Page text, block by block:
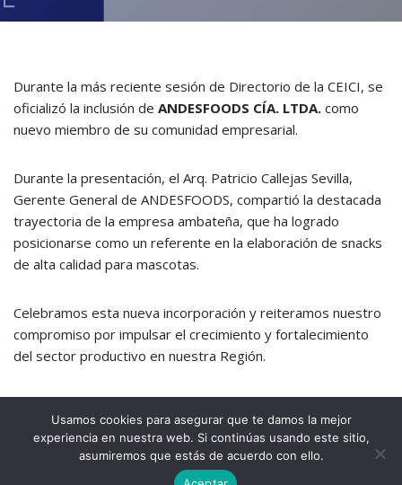
Durante la más reciente sesión de Directorio de la CEICI, se
oficializó la inclusión de ANDESFOODS CÍA. LTDA. como
nuevo miembro de su comunidad empresarial.
Durante la presentación, el Arq. Patricio Callejas Sevilla,
Gerente General de ANDESFOODS, compartió la destacada
trayectoria de la empresa ambateña, que ha logrado
posicionarse como un referente en la elaboración de snacks
de alta calidad para mascotas.
Celebramos esta nueva incorporación y reiteramos nuestro
compromiso por impulsar el crecimiento y fortalecimiento
del sector productivo en nuestra Región.
Usamos cookies para asegurar que te damos la mejor
experiencia en nuestra web. Si continúas usando este sitio,
asumiremos que estás de acuerdo con ello.